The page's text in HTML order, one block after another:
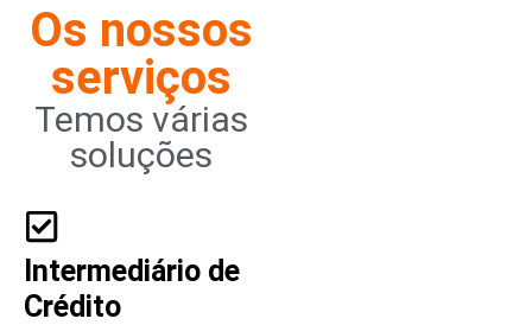
Os nossos
serviços
Temos várias
soluções
Intermediário de
Crédito